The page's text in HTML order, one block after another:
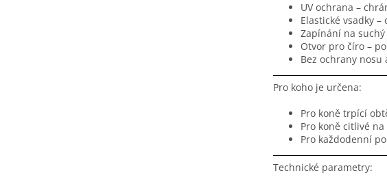
UV ochrana –
Elastické vsadky
Zapínání na
Otvor pro číro –
Bez ochrany nosu
Pro koho je určena:
Pro koně trpící
Pro koně citlivé
Pro každodenní
Technické parametry: